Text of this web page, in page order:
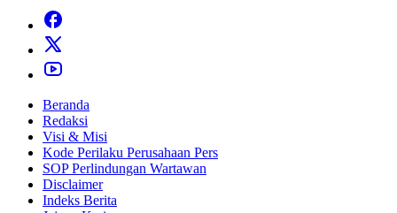
Beranda
Redaksi
Visi & Misi
Kode Perilaku Perusahaan Pers
SOP Perlindungan Wartawan
Disclaimer
Indeks Berita